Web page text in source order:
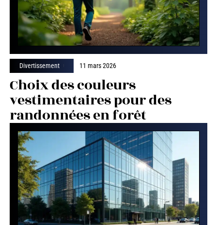
Divertissement 11 mars 2026
Choix des couleurs
vestimentaires pour des
randonnées en forêt